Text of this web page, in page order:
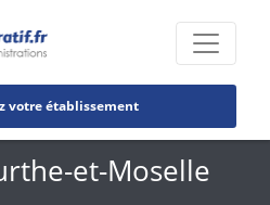
votre établissement
et-Moselle